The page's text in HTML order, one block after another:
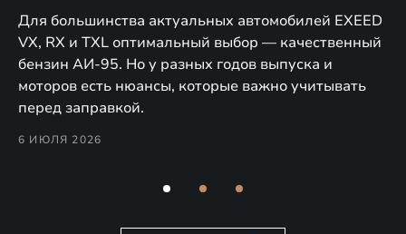
Для большинства актуальных автомобилей EXEED
VX, RX и TXL оптимальный выбор — качественный
бензин АИ-95. Но у разных годов выпуска и
моторов есть нюансы, которые важно учитывать
перед заправкой.
6 ИЮЛЯ 2026